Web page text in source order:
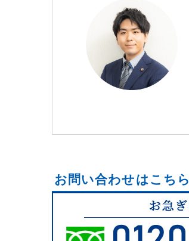
お問い合わせはこちら